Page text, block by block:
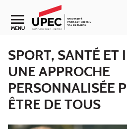
Aller au contenu
Navigation secondaire
MENU
SPORT, SANTÉ ET
UNE APPROCHE
PERSONNALISÉE
ÊTRE DE TOUS